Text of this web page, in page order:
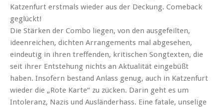
Katzenfurt erstmals wieder aus der Deckung. Comeback
geglückt!
Die Stärken der Combo liegen, von den ausgefeilten,
ideenreichen, dichten Arrangements mal abgesehen,
eindeutig in ihren treffenden, kritischen Songtexten, die
seit ihrer Entstehung nichts an Aktualität eingebüßt
haben. Insofern bestand Anlass genug, auch in Katzenfurt
wieder die „Rote Karte“ zu zücken. Darin geht es um
Intoleranz, Nazis und Ausländerhass. Eine fatale, unselige